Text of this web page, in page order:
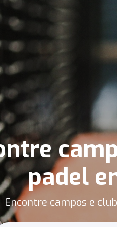
padel
Encontre campos e